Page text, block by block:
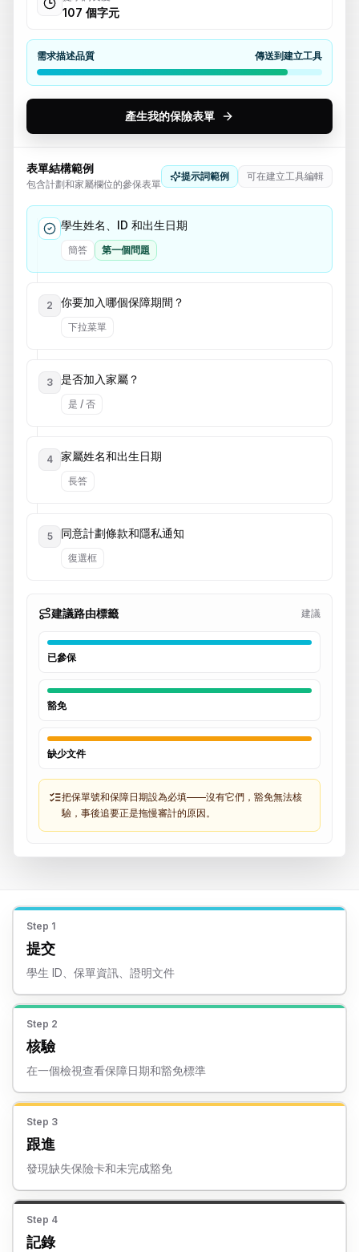
107 個字元
需求描述品質 傳送到建立工具
產生我的保險表單
表單結構範例
包含計劃和家屬欄位的參保表單
提示詞範例 可在建立工具編輯
學生姓名、ID 和出生日期
簡答 第一個問題
2 你要加入哪個保障期間？
下拉菜單
3 是否加入家屬？
是 / 否
4 家屬姓名和出生日期
長答
5 同意計劃條款和隱私通知
復選框
建議路由標籤 建議
已參保
豁免
缺少文件
把保單號和保障日期設為必填——沒有它們，豁免無法核
驗，事後追要正是拖慢審計的原因。
Step 1
提交
學生 ID、保單資訊、證明文件
Step 2
核驗
在一個檢視查看保障日期和豁免標準
Step 3
跟進
發現缺失保險卡和未完成豁免
Step 4
記錄